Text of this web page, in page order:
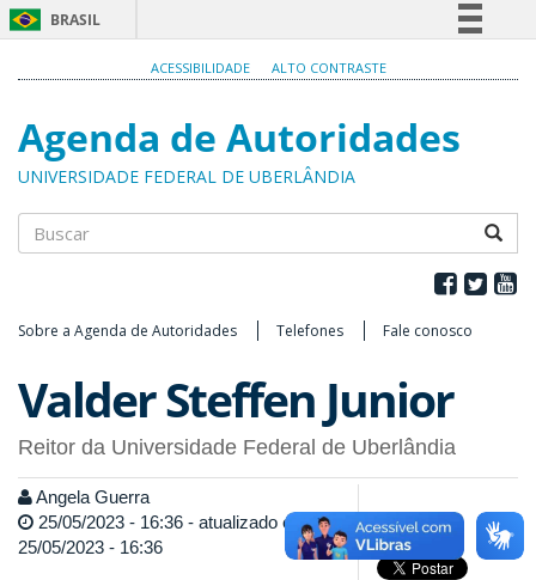
BRASIL
Participe
Acesso à informação
ACESSIBILIDADE ALTO CONTRASTE
Agenda de Autoridades
UNIVERSIDADE FEDERAL DE UBERLÂNDIA
Sobre a Agenda de Autoridades Telefones Fale conosco
Valder Steffen Junior
Reitor da Universidade Federal de Uberlândia
Angela Guerra
25/05/2023 - 16:36 - atualizado em
25/05/2023 - 16:36